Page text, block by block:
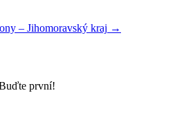
– Jihomoravský kraj →
první!